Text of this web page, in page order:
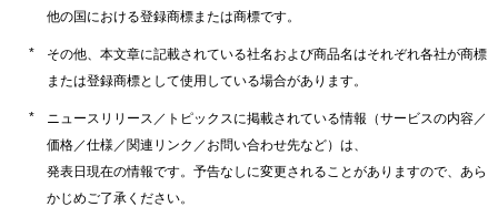
他の国における登録商標または商標です。
その他、本文章に記載されている社名および商品名はそれぞれ各社が商標
または登録商標として使用している場合があります。
ニュースリリース／トピックスに掲載されている情報（サービスの内容／
価格／仕様／関連リンク／お問い合わせ先など）は、
発表日現在の情報です。予告なしに変更されることがありますので、あら
かじめご了承ください。